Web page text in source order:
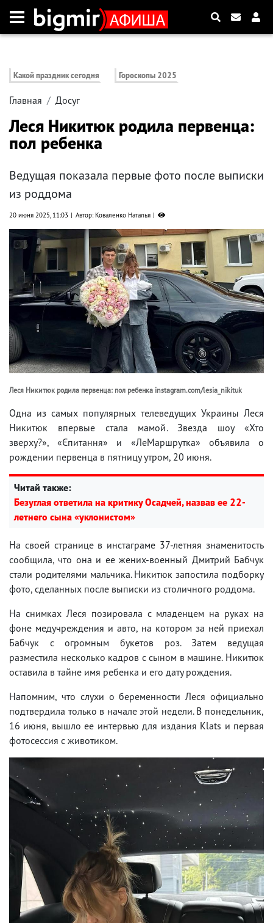
Какой праздник сегодня Гороскопы 2025
Главная Досуг
Леся Никитюк родила первенца:
пол ребенка
Ведущая показала первые фото после выписки
из роддома
20 июня 2025, 11:03 Автор: Коваленко Наталья
Леся Никитюк родила первенца: пол ребенка instagram.com/lesia_nikituk
Одна из самых популярных телеведущих Украины Леся
Никитюк впервые стала мамой. Звезда шоу «Хто
зверху?», «Єпитання» и «ЛеМаршрутка» объявила о
рождении первенца в пятницу утром, 20 июня.
Читай также:
Безуглая ответила на критику Осадчей, назвав ее 22-
летнего сына «уклонистом»
На своей странице в инстаграме 37-летняя знаменитость
сообщила, что она и ее жених-военный Дмитрий Бабчук
стали родителями мальчика. Никитюк запостила подборку
фото, сделанных после выписки из столичного роддома.
На снимках Леся позировала с младенцем на руках на
фоне медучреждения и авто, на котором за ней приехал
Бабчук с огромным букетов роз. Затем ведущая
разместила несколько кадров с сыном в машине. Никитюк
оставила в тайне имя ребенка и его дату рождения.
Напомним, что слухи о беременности Леся официально
подтвердила только в начале этой недели. В понедельник,
16 июня, вышло ее интервью для издания Klats и первая
фотосессия с животиком.